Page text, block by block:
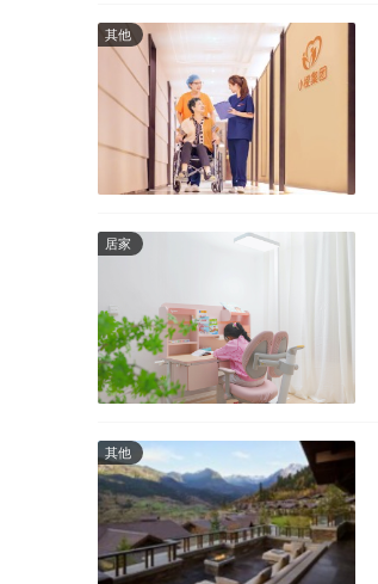
其他
居家
其他